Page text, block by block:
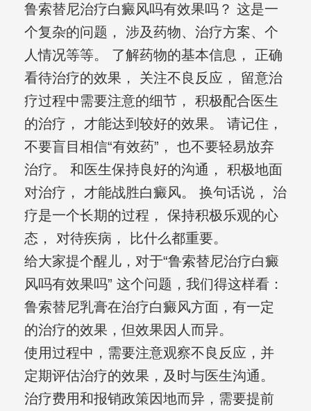
鲁索替尼治疗白癜风吗有效果吗？ 这是一
个复杂的问题， 涉及药物、治疗方案、个
人情况等等。 了解药物的基本信息， 正确
看待治疗的效果， 关注不良反应， 留意治
疗过程中需要注意的细节， 积极配合医生
的治疗， 才能达到较好的效果。 请记住，
不要盲目相信“有效药”， 也不要轻易放弃
治疗。 和医生保持良好的沟通， 积极地面
对治疗， 才能战胜白癜风。 换句话说， 治
疗是一个长期的过程， 保持积极乐观的心
态， 对待疾病， 比什么都重要。
给大家提个醒儿，对于“鲁索替尼治疗白癜
风吗有效果吗” 这个问题，我们得这样看：
鲁索替尼乳膏在治疗白癜风方面，有一定
的治疗的效果，但效果因人而异。
使用过程中，需要注意观察不良反应，并
定期评估治疗的效果，及时与医生沟通。
治疗费用和报销政策因地而异，需要提前